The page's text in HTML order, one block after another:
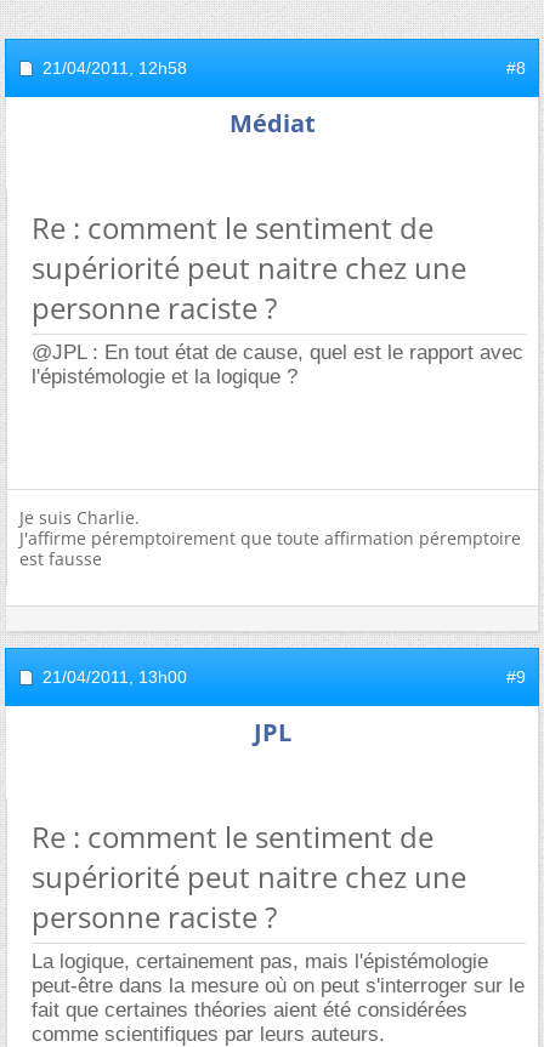
21/04/2011, 12h58 #8
Médiat
Re : comment le sentiment de
supériorité peut naitre chez une
personne raciste ?
@JPL : En tout état de cause, quel est le rapport avec
l'épistémologie et la logique ?
Je suis Charlie.
J'affirme péremptoirement que toute affirmation péremptoire
est fausse
21/04/2011, 13h00 #9
JPL
Re : comment le sentiment de
supériorité peut naitre chez une
personne raciste ?
La logique, certainement pas, mais l'épistémologie
peut-être dans la mesure où on peut s'interroger sur le
fait que certaines théories aient été considérées
comme scientifiques par leurs auteurs.